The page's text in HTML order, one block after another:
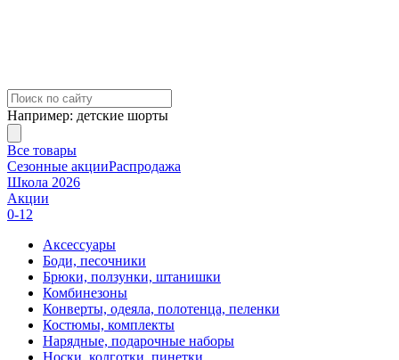
Например: детские шорты
Все товары
Сезонные акцииРаспродажа
Школа 2026
Акции
0-12
Аксессуары
Боди, песочники
Брюки, ползунки, штанишки
Комбинезоны
Конверты, одеяла, полотенца, пеленки
Костюмы, комплекты
Нарядные, подарочные наборы
Носки, колготки, пинетки